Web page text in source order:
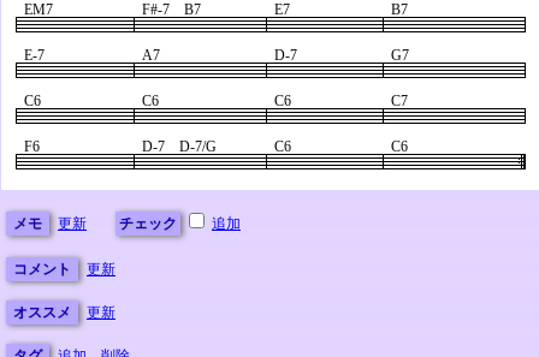
EM7 F#-7 B7 E7 B7
E-7 A7 D-7 G7
C6 C6 C6 C7
F6 D-7 D-7/G C6 C6
メモ 更新 チェック 追加
コメント 更新
オススメ 更新